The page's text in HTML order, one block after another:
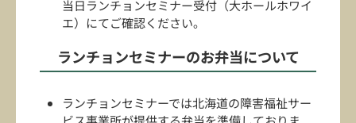
当日ランチョンセミナー受付（大ホールホワイ
エ）にてご確認ください。
ランチョンセミナーのお弁当について
ランチョンセミナーでは北海道の障害福祉サー